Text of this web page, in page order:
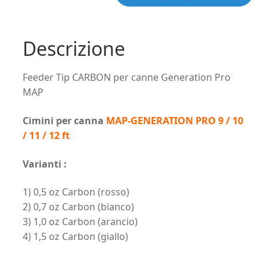
Descrizione
Feeder Tip CARBON per canne Generation Pro
MAP
Cimini per canna MAP-GENERATION PRO 9 / 10
/ 11 / 12 ft
Varianti :
1) 0,5 oz Carbon (rosso)
2) 0,7 oz Carbon (bianco)
3) 1,0 oz Carbon (arancio)
4) 1,5 oz Carbon (giallo)